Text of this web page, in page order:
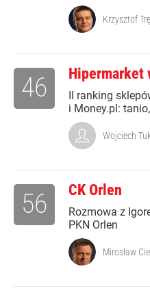
Krzysztof
Hipermarket
II ranking
i Money.pl:
46
Wojciech
CK Orlen
Rozmowa z
PKN Orlen
56
Mirosław